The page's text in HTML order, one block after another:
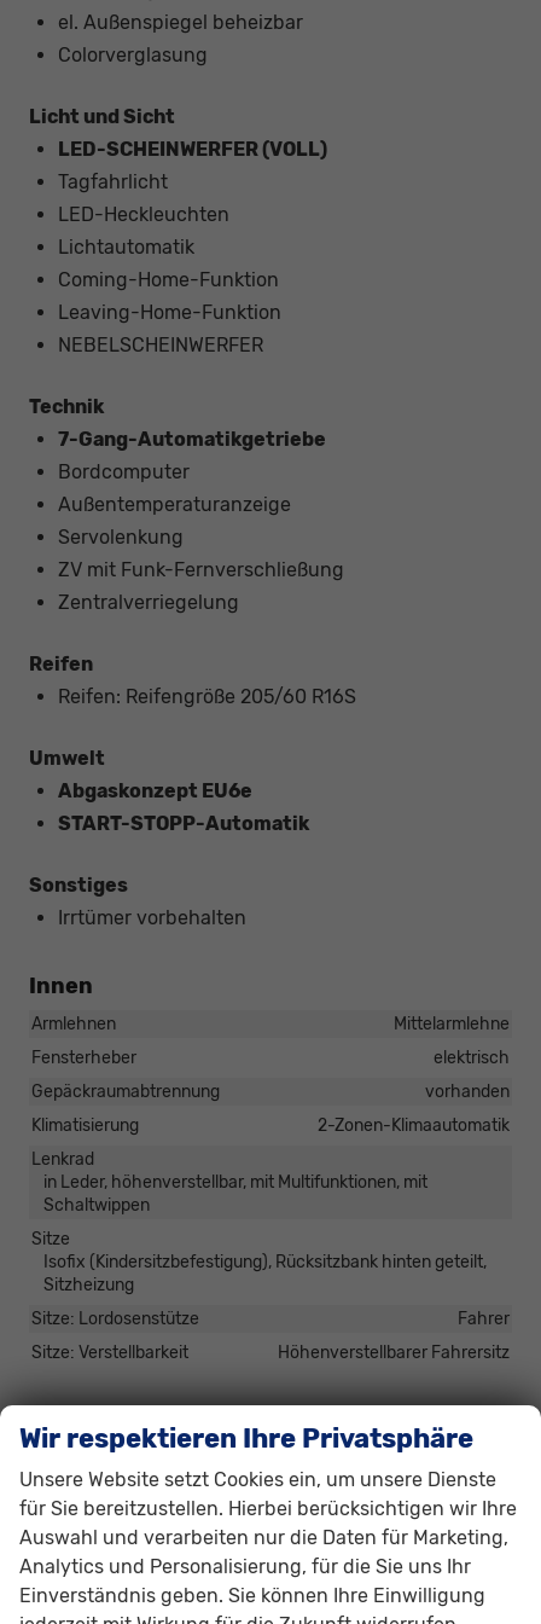
el. Außenspiegel beheizbar
Colorverglasung
Licht und Sicht
LED-SCHEINWERFER (VOLL)
Tagfahrlicht
LED-Heckleuchten
Lichtautomatik
Coming-Home-Funktion
Leaving-Home-Funktion
NEBELSCHEINWERFER
Technik
7-Gang-Automatikgetriebe
Bordcomputer
Außentemperaturanzeige
Servolenkung
ZV mit Funk-Fernverschließung
Zentralverriegelung
Reifen
Reifen: Reifengröße 205/60 R16S
Umwelt
Abgaskonzept EU6e
START-STOPP-Automatik
Sonstiges
Irrtümer vorbehalten
Innen
Armlehnen
Mittelarmlehne
Fensterheber
elektrisch
Gepäckraumabtrennung
vorhanden
Klimatisierung
2-Zonen-Klimaautomatik
Lenkrad
in Leder, höhenverstellbar, mit Multifunktionen, mit
Schaltwippen
Sitze
Isofix (Kindersitzbefestigung), Rücksitzbank hinten geteilt,
Sitzheizung
Sitze: Lordosenstütze
Fahrer
Sitze: Verstellbarkeit
Höhenverstellbarer Fahrersitz
Audioanlage
Schnittstelle MP3, Schnittstelle USB, Digitalradio DAB, Apple
CarPlay, Touchscreen
Bordcomputer
vorhanden
Navigationssystem
Navigation, Navigation per Audio
Telefon
Freisprecheinrichtung, Bluetooth
Wir respektieren Ihre Privatsphäre
Unsere Website setzt Cookies ein, um unsere Dienste
für Sie bereitzustellen. Hierbei berücksichtigen wir Ihre
Auswahl und verarbeiten nur die Daten für Marketing,
Analytics und Personalisierung, für die Sie uns Ihr
Einverständnis geben. Sie können Ihre Einwilligung